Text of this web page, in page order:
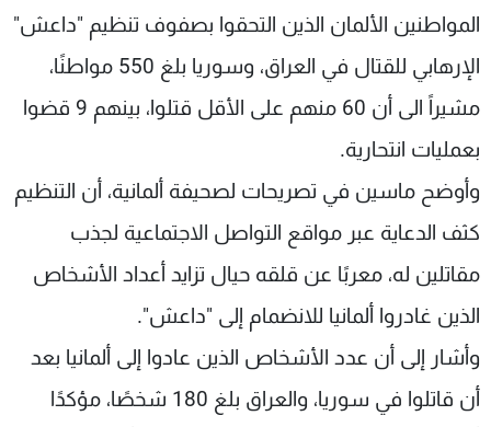
المواطنين الألمان الذين التحقوا بصفوف تنظيم "داعش"
الإرهابي للقتال في العراق، وسوريا بلغ 550 مواطنًا،
مشيراً الى أن 60 منهم على الأقل قتلوا، بينهم 9 قضوا
بعمليات انتحارية.
وأوضح ماسين في تصريحات لصحيفة ألمانية، أن التنظيم
كثف الدعاية عبر مواقع التواصل الاجتماعية لجذب
مقاتلين له، معربًا عن قلقه حيال تزايد أعداد الأشخاص
الذين غادروا ألمانيا للانضمام إلى "داعش".
وأشار إلى أن عدد الأشخاص الذين عادوا إلى ألمانيا بعد
أن قاتلوا في سوريا، والعراق بلغ 180 شخصًا، مؤكدًا